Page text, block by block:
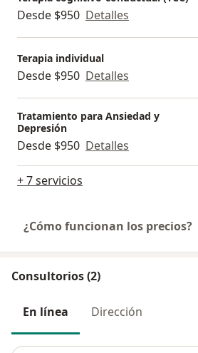
Desde $950 Detalles
Terapia individual
Desde $950 Detalles
Tratamiento para Ansiedad y
Depresión
Desde $950 Detalles
+ 7 servicios
¿Cómo funcionan los precios?
Consultorios (2)
En línea Dirección